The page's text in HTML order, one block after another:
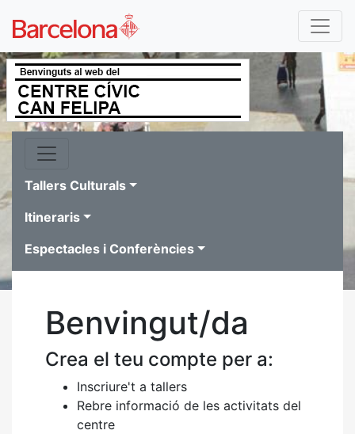
Tallers Culturals
Itineraris
Espectacles i Conferències
Benvingut/da
Crea el teu compte per a:
Inscriure't a tallers
Rebre informació de les activitats del
centre